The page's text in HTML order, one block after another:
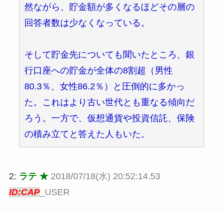
然ながら、貯金額が多くなるほどその層の
回答者数は少なくなっている。
そして貯金先についても聞いたところ、銀
行口座への貯金が全体の8割超（男性
80.3％、女性86.2％）と圧倒的に多かっ
た。これはより古い世代とも重なる傾向だ
ろう。一方で、仮想通貨や投資信託、保険
の積み立てと答えた人もいた。
2: ラテ ★ 2018/07/18(水) 20:52:14.53
ID:CAP_USER